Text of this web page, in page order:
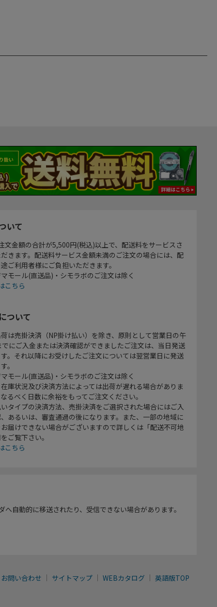
いて
文金額の合計が5,500円(税込)以上で、配送料をサービスさ
きます。配送料サービス金額未満のご注文の場合には、配
ご利用者様にご負担いただきます。
モール(直送品)・シモラボのご注文は除く
こちら
ついて
は売掛決済（NP掛け払い）を除き、原則として営業日の午
にご入金または決済確認ができましたご注文は、当日発送
。それ以降にお受けしたご注文については翌営業日に発送
。
モール(直送品)・シモラボのご注文は除く
庫状況及び決済方法によっては出荷が遅れる場合がありま
るべく日数に余裕をもってご注文ください。
タイプの決済方法、売掛決済をご選択された場合にはご入
あるいは、審査通過の後になります。また、一部の地域に
届けできない場合がございますので詳しくは「配送不可地
ご覧下さい。
こちら
自動的に移送されたり、受信できない場合があります。
お問い合わせ サイトマップ WEBカタログ 英語版TOP